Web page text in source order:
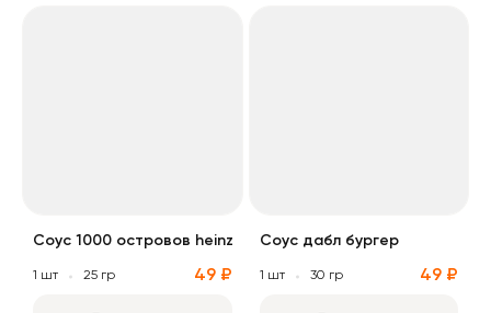
Соус 1000 островов heinz
1 шт 25 гр 49 ₽
Соус дабл бургер
1 шт 30 гр 49 ₽